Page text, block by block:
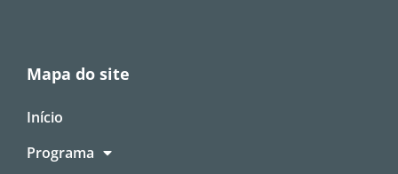
Mapa do site
Início
Programa